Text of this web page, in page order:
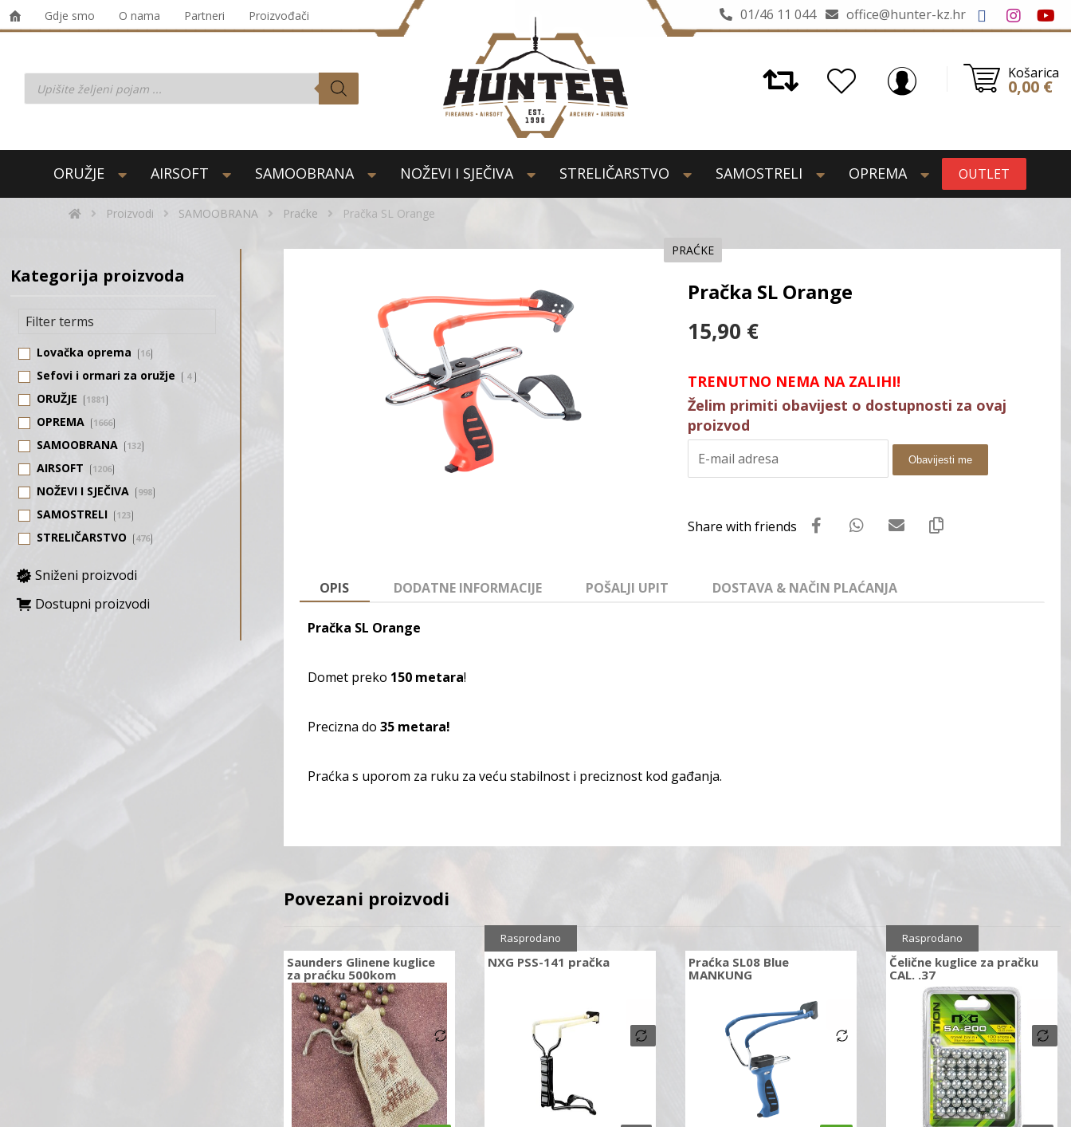
Gdje smo O nama Partneri Proizvođači office@hunter-kz.hr
01/46 11 044
Košarica
0,00 €
ORUŽJE AIRSOFT SAMOOBRANA NOŽEVI I SJEČIVA STRELIČARSTVO SAMOSTRELI OPREMA OUTLET
Proizvodi SAMOOBRANA Praćke Pračka SL Orange
PRAĆKE
Pračka SL Orange
15,90 €
TRENUTNO NEMA NA ZALIHI!
Želim primiti obavijest o dostupnosti za ovaj
proizvod
Obavijesti me
OPIS DODATNE INFORMACIJE POŠALJI UPIT DOSTAVA & NAČIN PLAĆANJA
Pračka SL Orange
Domet preko 150 metara!
Precizna do 35 metara!
Praćka s uporom za ruku za veću stabilnost i preciznost kod gađanja.
Povezani proizvodi
Saunders Glinene kuglice
za praćku 500kom
NXG PSS-141 pračka
Rasprodano
Praćka SL08 Blue
MANKUNG
Čelične kuglice za pračku
CAL. .37
Rasprodano
Kategorija proizvoda
Lovačka oprema 16
Sefovi i ormari za oružje 4
ORUŽJE 1881
OPREMA 1666
SAMOOBRANA 132
AIRSOFT 1206
NOŽEVI I SJEČIVA 998
SAMOSTRELI 123
STRELIČARSTVO 476
Sniženi proizvodi
Dostupni proizvodi